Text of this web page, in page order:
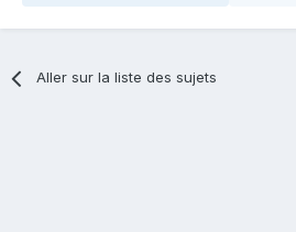
Aller sur la liste des sujets